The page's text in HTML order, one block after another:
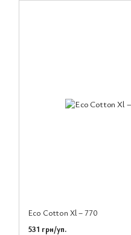
Eco Cotton Xl – 770
531 грн/уп.